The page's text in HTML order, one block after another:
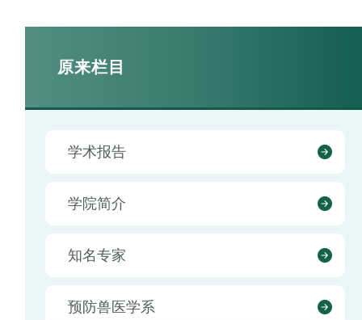
原来栏目
学术报告
学院简介
知名专家
预防兽医学系